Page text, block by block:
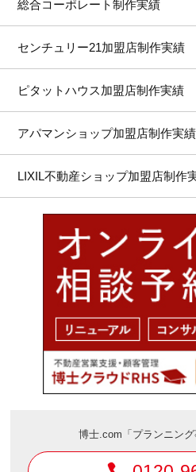
総合コーポレート制作実績
センチュリー21加盟店制作実績
ピタットハウス加盟店制作実績
アパマンショップ加盟店制作実績
LIXIL不動産ショップ加盟店制作
博士.com「プランニン